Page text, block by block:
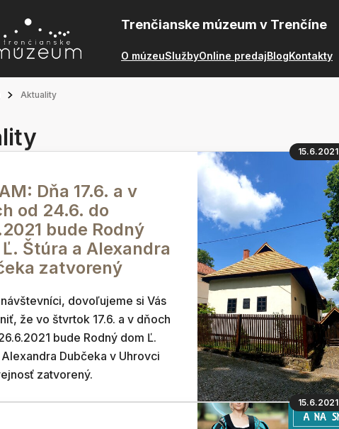
Trenčianske múzeum v Trenčíne
O múzeuSlužbyOnline predajBlogKontakty
Aktuality
15.6.2021
Dňa 17.6. a v
od 24.6. do
bude Rodný
Štúra a Alexandra
zatvorený
dovoľujeme si Vás
že vo štvrtok 17.6. a v dňoch
bude Rodný dom Ľ.
Alexandra Dubčeka v Uhrovci
zatvorený.
15.6.2021